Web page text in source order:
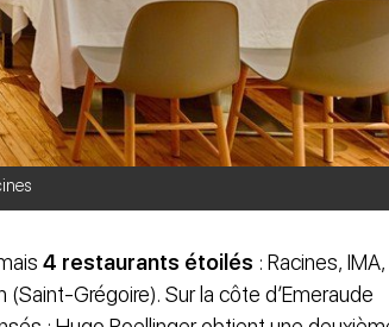
4 restaurants étoilés : Racines, IMA,
(Saint-Grégoire). Sur la côte d’Emeraude